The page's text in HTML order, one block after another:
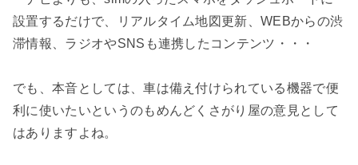
設置するだけで、リアルタイム地図更新、WEBからの渋
滞情報、ラジオやSNSも連携したコンテンツ・・・
でも、本音としては、車は備え付けられている機器で便
利に使いたいというのもめんどくさがり屋の意見として
はありますよね。